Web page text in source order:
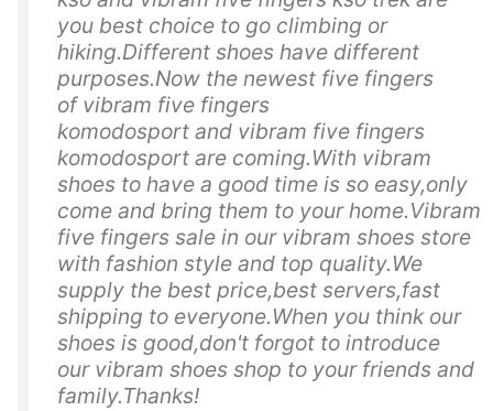
you best choice to go climbing or
hiking.Different shoes have different
purposes.Now the newest five fingers
of vibram five fingers
komodosport and vibram five fingers
komodosport are coming.With vibram
shoes to have a good time is so easy,only
come and bring them to your home.Vibram
five fingers sale in our vibram shoes store
with fashion style and top quality.We
supply the best price,best servers,fast
shipping to everyone.When you think our
shoes is good,don't forgot to introduce
our vibram shoes shop to your friends and
family.Thanks!